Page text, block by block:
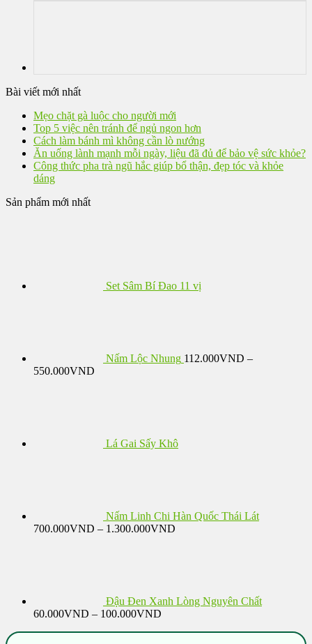
Bài viết mới nhất
Mẹo chặt gà luộc cho người mới
Top 5 việc nên tránh để ngủ ngon hơn
Cách làm bánh mì không cần lò nướng
Ăn uống lành mạnh mỗi ngày, liệu đã đủ để bảo vệ sức khỏe?
Công thức pha trà ngũ hắc giúp bổ thận, đẹp tóc và khỏe
dáng
Sản phẩm mới nhất
Set Sâm Bí Đao 11 vị
Nấm Lộc Nhung 112.000VND –
550.000VND
Lá Gai Sấy Khô
Nấm Linh Chi Hàn Quốc Thái Lát
700.000VND – 1.300.000VND
Đậu Đen Xanh Lòng Nguyên Chất
60.000VND – 100.000VND